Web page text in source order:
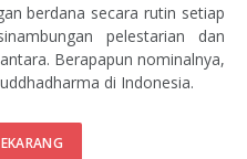
berdana secara rutin setiap
pelestarian dan
Berapapun nominalnya,
di Indonesia.